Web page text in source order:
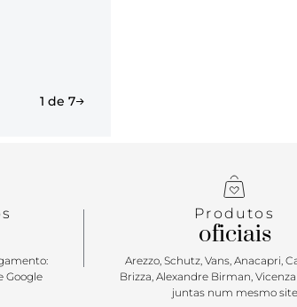
1 de 7
Google
Produtos
oficiais
Arezzo, Schutz, Vans, Anacapri,
Brizza, Alexandre Birman,
juntas num mesmo site